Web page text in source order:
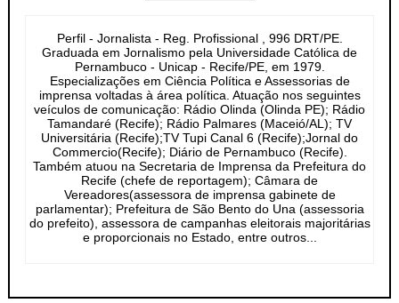
Perfil - Jornalista - Reg. Profissional , 996 DRT/PE.
Graduada em Jornalismo pela Universidade Católica de
Pernambuco - Unicap - Recife/PE, em 1979.
Especializações em Ciência Política e Assessorias de
imprensa voltadas à área política. Atuação nos seguintes
veículos de comunicação: Rádio Olinda (Olinda PE); Rádio
Tamandaré (Recife); Rádio Palmares (Maceió/AL); TV
Universitária (Recife);TV Tupi Canal 6 (Recife);Jornal do
Commercio(Recife); Diário de Pernambuco (Recife).
Também atuou na Secretaria de Imprensa da Prefeitura do
Recife (chefe de reportagem); Câmara de
Vereadores(assessora de imprensa gabinete de
parlamentar); Prefeitura de São Bento do Una (assessoria
do prefeito), assessora de campanhas eleitorais majoritárias
e proporcionais no Estado, entre outros...